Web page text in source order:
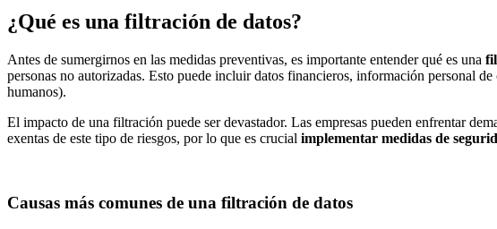
¿Qué es una filtración de datos?
Antes de sumergirnos en las medidas preventivas, es importante entender qué es una
personas no autorizadas. Esto puede incluir datos financieros, información personal
humanos).
El impacto de una filtración puede ser devastador. Las empresas pueden enfrentar
exentas de este tipo de riesgos, por lo que es crucial implementar medidas de
Causas más comunes de una filtración de datos